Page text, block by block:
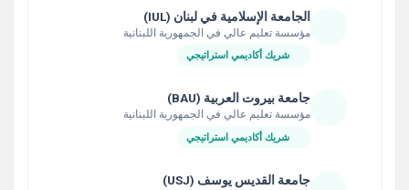
الجامعة الإسلامية في لبنان (IUL)
مؤسسة تعليم عالي في الجمهورية اللبنانية
شريك أكاديمي استراتيجي
جامعة بيروت العربية (BAU)
مؤسسة تعليم عالي في الجمهورية اللبنانية
شريك أكاديمي استراتيجي
جامعة القديس يوسف (USJ)